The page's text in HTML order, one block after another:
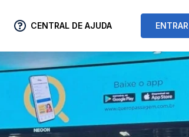
CENTRAL DE AJUDA ENTRAR